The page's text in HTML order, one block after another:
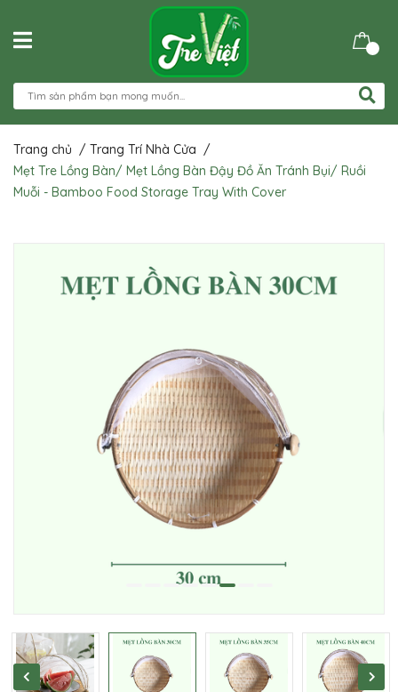
Trang chủ / Trang Trí Nhà Cửa /
Mẹt Tre Lồng Bàn/ Mẹt Lồng Bàn Đậy Đồ Ăn Tránh Bụi/ Ruồi
Muỗi - Bamboo Food Storage Tray With Cover